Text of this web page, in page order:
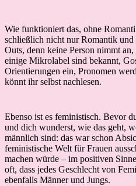
Wie funktioniert das, ohne
schließlich nicht nur Romantik
Outs, denn keine Person nimmt
einige Mikrolabel sind bekannt,
Orientierungen ein, Pronomen
könnt ihr selbst nachlesen.
Ebenso ist es feministisch. Bevor
und dich wunderst, wie das geht,
männlich sind: das war schon
feministische Welt für Frauen
machen würde – im positiven
oft, dass jedes Geschlecht von
ebenfalls Männer und Jungs.